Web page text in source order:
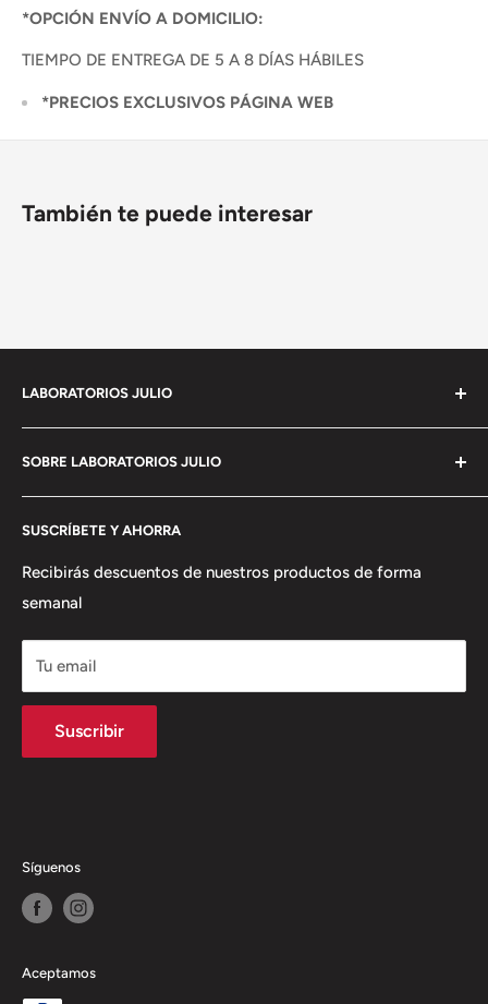
*OPCIÓN ENVÍO A DOMICILIO:
TIEMPO DE ENTREGA DE 5 A 8 DÍAS HÁBILES
*PRECIOS EXCLUSIVOS PÁGINA WEB
También te puede interesar
LABORATORIOS JULIO
experiencia en
el mercado de imágenes y con la mas moderna
estructura como comercializadora de
SOBRE LABORATORIOS JULIO
Política de privacidad
Términos del Servicio
Política de envío
Política de Reembolso
SUSCRÍBETE Y AHORRA
Recibirás descuentos de nuestros productos de forma
semanal
Tu email
Suscribir
Síguenos
Aceptamos